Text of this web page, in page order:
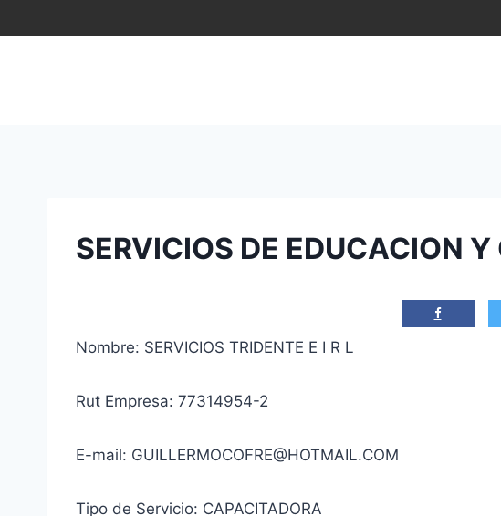
al
SERVICIOS DE EDUCACION
Nombre: SERVICIOS TRIDENTE E I R L
Rut Empresa: 77314954-2
E-mail: GUILLERMOCOFRE@HOTMAIL.COM
Tipo de Servicio: CAPACITADORA